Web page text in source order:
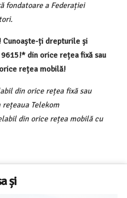
fondatoare a Federației
ți drepturile și
din orice rețea fixă sau
rețea mobilă!
din orice rețea fixă sau
Telekom
din orice rețea mobilă cu
și